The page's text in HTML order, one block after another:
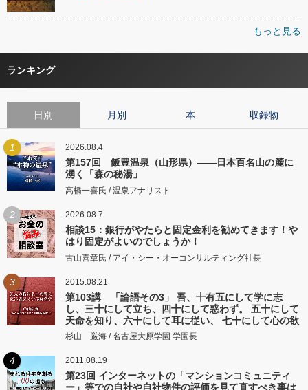
もっと見る
ランキング
日別 月別 本 収録物
1 2026.08.4
第157回 飯豊温泉（山形県）――日本百名山の麓に
湧く「森の秘湯」
高橋一喜氏 / 温泉アナリスト
2 2026.08.7
相談15：銀行がやたらと固定金利を勧めてきます！や
はり固定がよいのでしょうか！
古山喜章氏 / アイ・シー・オーコンサルティング社長
3 2015.08.21
第103講 「論語その3」 吾、十有五にして学に志
し、三十にして立ち、四十にして惑わず。 五十にして
天命を知り、六十にして耳に従い、 七十にして心の欲
するところに従いて矩をこえず。
杉山 厳海 / 名古屋大原学園 学園長
4 2011.08.19
第23回 インターネットの「マンションコミュニティ
ー」等での自社や自社物件の評価を見て直すべき事は